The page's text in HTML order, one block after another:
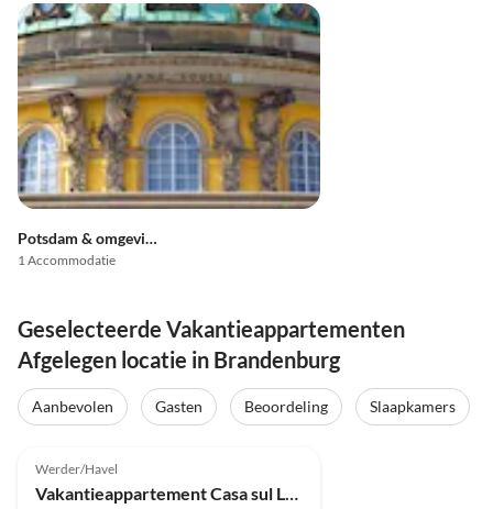
Potsdam & omgeving
1 Accommodatie
Geselecteerde Vakantieappartementen
Afgelegen locatie in Brandenburg
Aanbevolen Gasten Beoordeling Slaapkamers
Werder/Havel